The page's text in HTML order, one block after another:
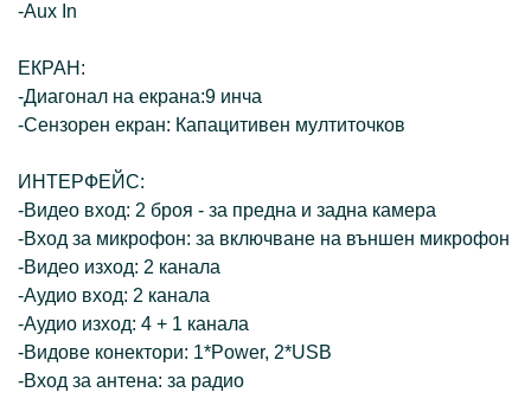
-Aux In
ЕКРАН:
-Диагонал на екрана:9 инча
-Сензорен екран: Капацитивен мултиточков
ИНТЕРФЕЙС:
-Видео вход: 2 броя - за предна и задна камера
-Вход за микрофон: за включване на външен микрофон
-Видео изход: 2 канала
-Аудио вход: 2 канала
-Аудио изход: 4 + 1 канала
-Видове конектори: 1*Power, 2*USB
-Вход за антена: за радио